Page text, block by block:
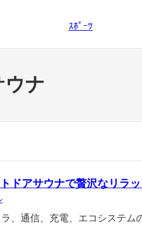
ｽﾎﾟｰﾂ
ウナ
ドアサウナで贅沢なリラ
通信、充電、エコシステム